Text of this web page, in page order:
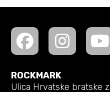
ROCKMARK
Ulica Hrvatske bratske